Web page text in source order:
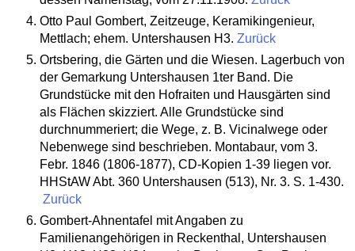
Otto Paul Gombert, Zeitzeuge, Keramikingenieur,
Mettlach; ehem. Untershausen H3. Zurück
Ortsbering, die Gärten und die Wiesen. Lagerbuch von
der Gemarkung Untershausen 1ter Band. Die
Grundstücke mit den Hofraiten und Hausgärten sind
als Flächen skizziert. Alle Grundstücke sind
durchnummeriert; die Wege, z. B. Vicinalwege oder
Nebenwege sind beschrieben. Montabaur, vom 3.
Febr. 1846 (1806-1877), CD-Kopien 1-39 liegen vor.
HHStAW Abt. 360 Untershausen (513), Nr. 3. S. 1-430.
Zurück
Gombert-Ahnentafel mit Angaben zu
Familienangehörigen in Reckenthal, Untershausen